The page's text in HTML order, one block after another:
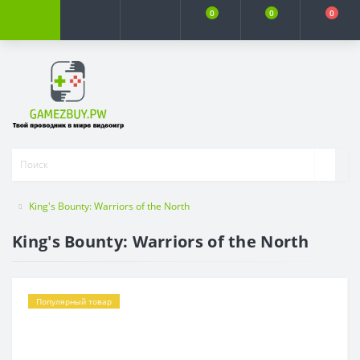
0 0 0
King's Bounty: Warriors of the North
King's Bounty: Warriors of the North
Популярный товар